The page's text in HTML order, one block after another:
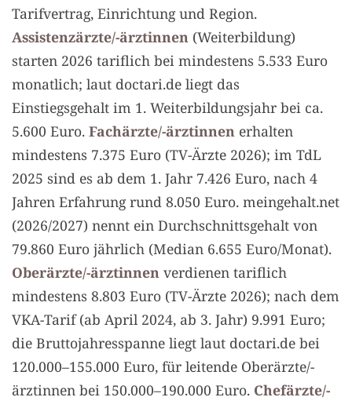
Tarifvertrag, Einrichtung und Region.
Assistenzärzte/-ärztinnen (Weiterbildung)
starten 2026 tariflich bei mindestens 5.533 Euro
monatlich; laut doctari.de liegt das
Einstiegsgehalt im 1. Weiterbildungsjahr bei ca.
5.600 Euro. Fachärzte/-ärztinnen erhalten
mindestens 7.375 Euro (TV-Ärzte 2026); im TdL
2025 sind es ab dem 1. Jahr 7.426 Euro, nach 4
Jahren Erfahrung rund 8.050 Euro. meingehalt.net
(2026/2027) nennt ein Durchschnittsgehalt von
79.860 Euro jährlich (Median 6.655 Euro/Monat).
Oberärzte/-ärztinnen verdienen tariflich
mindestens 8.803 Euro (TV-Ärzte 2026); nach dem
VKA-Tarif (ab April 2024, ab 3. Jahr) 9.991 Euro;
die Bruttojahresspanne liegt laut doctari.de bei
120.000–155.000 Euro, für leitende Oberärzte/-
ärztinnen bei 150.000–190.000 Euro. Chefärzte/-